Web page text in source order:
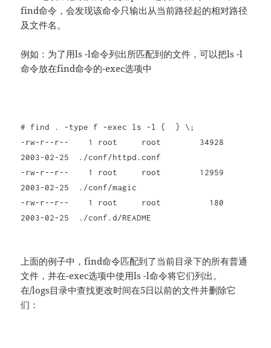
find命令，会发现该命令只输出从当前路径起的相对路径
及文件名。
例如：为了用ls -l命令列出所匹配到的文件，可以把ls -l
命令放在find命令的-exec选项中
# find . -type f -exec ls -l { } \;
-rw-r--r-- 1 root root 34928
2003-02-25 ./conf/httpd.conf
-rw-r--r-- 1 root root 12959
2003-02-25 ./conf/magic
-rw-r--r-- 1 root root 180
2003-02-25 ./conf.d/README
上面的例子中，find命令匹配到了当前目录下的所有普通
文件，并在-exec选项中使用ls -l命令将它们列出。
在/logs目录中查找更改时间在5日以前的文件并删除它
们：